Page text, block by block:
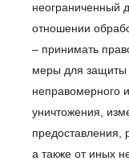
неограниченный
отношении
– принимать
меры для защиты
неправомерного
уничтожения,
предоставления,
а также от иных